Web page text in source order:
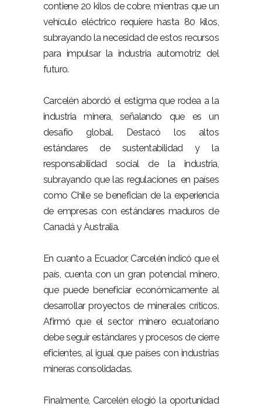
contiene 20 kilos de cobre, mientras que un
vehículo eléctrico requiere hasta 80 kilos,
subrayando la necesidad de estos recursos
para impulsar la industria automotriz del
futuro.
Carcelén abordó el estigma que rodea a la
industria minera, señalando que es un
desafío global. Destacó los altos
estándares de sustentabilidad y la
responsabilidad social de la industria,
subrayando que las regulaciones en países
como Chile se benefician de la experiencia
de empresas con estándares maduros de
Canadá y Australia.
En cuanto a Ecuador, Carcelén indicó que el
país, cuenta con un gran potencial minero,
que puede beneficiar económicamente al
desarrollar proyectos de minerales críticos.
Afirmó que el sector minero ecuatoriano
debe seguir estándares y procesos de cierre
eficientes, al igual que países con industrias
mineras consolidadas.
Finalmente, Carcelén elogió la oportunidad